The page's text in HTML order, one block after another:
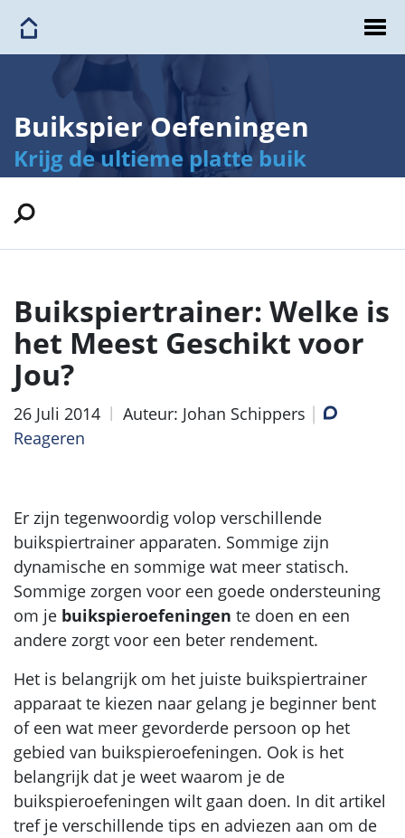
Buikspier Oefeningen
Krijg de ultieme platte buik
Buikspiertrainer: Welke is
het Meest Geschikt voor
Jou?
26 Juli 2014
Auteur: Johan Schippers
Reageren
Er zijn tegenwoordig volop verschillende
buikspiertrainer apparaten. Sommige zijn
dynamische en sommige wat meer statisch.
Sommige zorgen voor een goede ondersteuning
om je buikspieroefeningen te doen en een
andere zorgt voor een beter rendement.
Het is belangrijk om het juiste buikspiertrainer
apparaat te kiezen naar gelang je beginner bent
of een wat meer gevorderde persoon op het
gebied van buikspieroefeningen. Ook is het
belangrijk dat je weet waarom je de
buikspieroefeningen wilt gaan doen. In dit artikel
tref je verschillende tips en adviezen aan om de